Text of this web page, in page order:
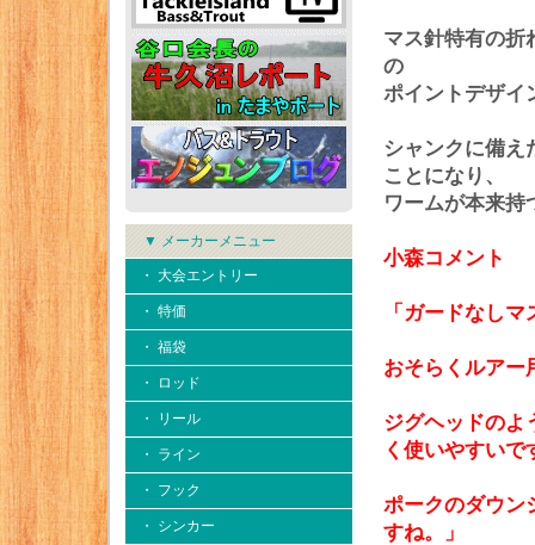
▼ メーカーメニュー
・ 大会エントリー
・ 特価
・ 福袋
・ ロッド
・ リール
・ ライン
・ フック
・ シンカー
マス針特有の折
の
ポイントデザイ
シャンクに備え
ことになり、
ワームが本来持
小森コメント
「ガードなし
おそらくルアー
ジグヘッドのよ
く使いやすいで
ポークのダウン
すね。」